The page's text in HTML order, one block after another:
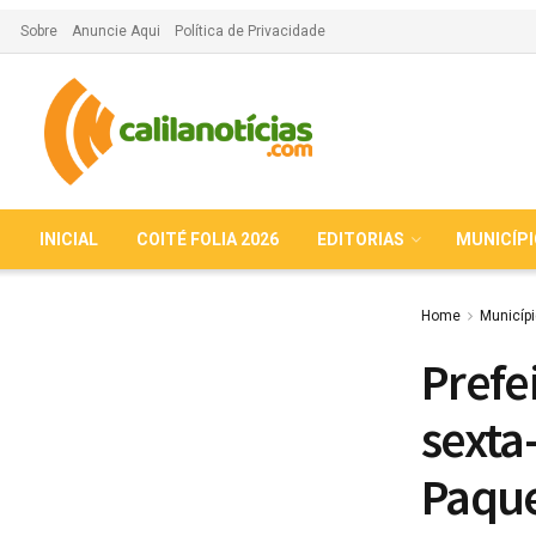
Sobre Anuncie Aqui Política de Privacidade
INICIAL COITÉ FOLIA 2026 EDITORIAS
Home